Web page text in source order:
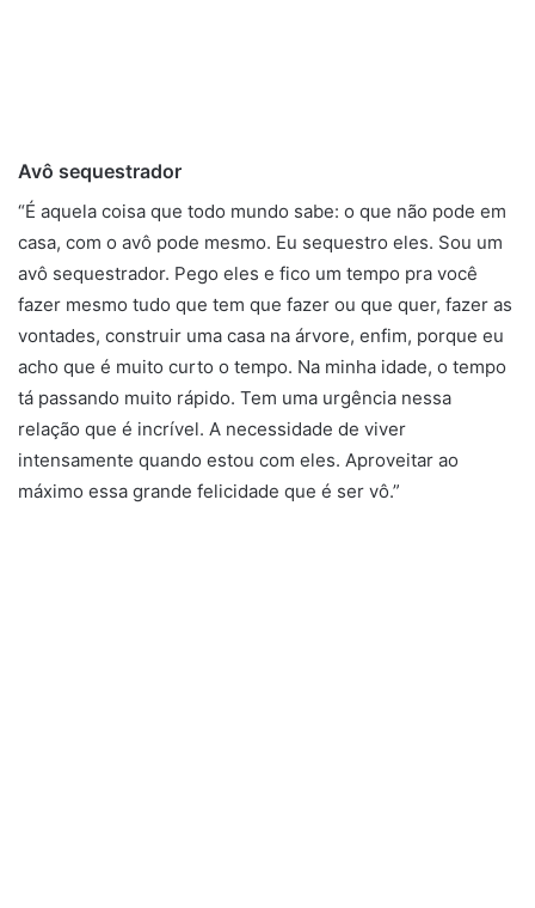
Avô sequestrador
“É aquela coisa que todo mundo sabe: o que não pode em
casa, com o avô pode mesmo. Eu sequestro eles. Sou um
avô sequestrador. Pego eles e fico um tempo pra você
fazer mesmo tudo que tem que fazer ou que quer, fazer as
vontades, construir uma casa na árvore, enfim, porque eu
acho que é muito curto o tempo. Na minha idade, o tempo
tá passando muito rápido. Tem uma urgência nessa
relação que é incrível. A necessidade de viver
intensamente quando estou com eles. Aproveitar ao
máximo essa grande felicidade que é ser vô.”